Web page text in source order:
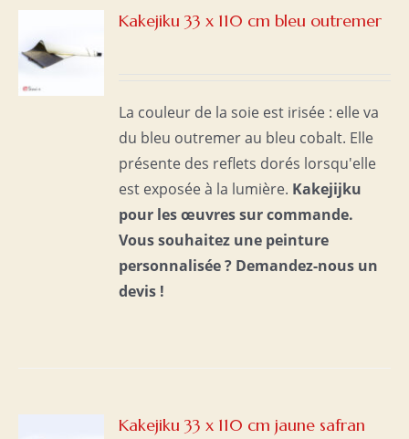
Kakejiku 33 x 110 cm bleu outremer
La couleur de la soie est irisée : elle va
du bleu outremer au bleu cobalt. Elle
présente des reflets dorés lorsqu'elle
est exposée à la lumière. Kakejijku
pour les œuvres sur commande.
Vous souhaitez une peinture
personnalisée ? Demandez-nous un
devis !
Kakejiku 33 x 110 cm jaune safran